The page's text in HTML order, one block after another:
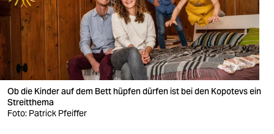
nord
wahrheit
verlag
verlag
veranstaltungen
Ob die Kinder auf dem Bett hüpfen dürfen ist bei den Kopotevs ein
Streitthema
Foto: Patrick Pfeiffer